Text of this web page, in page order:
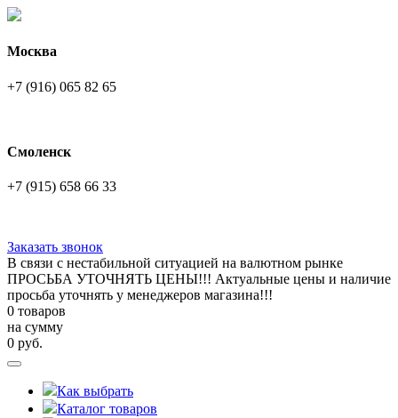
Москва
+7 (916) 065 82 65
Смоленск
+7 (915) 658 66 33
Заказать звонок
В связи с нестабильной ситуацией на валютном рынке
ПРОСЬБА УТОЧНЯТЬ ЦЕНЫ!!! Актуальные цены и наличие
просьба уточнять у менеджеров магазина!!!
0 товаров
на сумму
0 руб.
Как выбрать
Каталог товаров